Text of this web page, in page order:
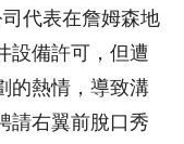
代表在詹姆森地
設備許可，但遭
的熱情，導致溝
請右翼前脫口秀